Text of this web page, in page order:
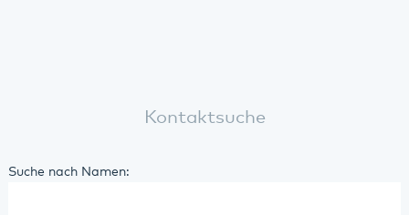
Kontaktsuche
Suche nach Namen: